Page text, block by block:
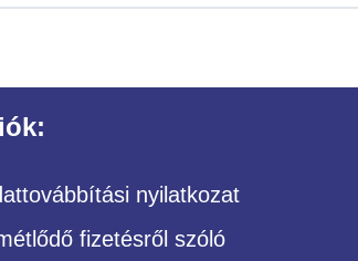
nyilatkozat
fizetésről szóló